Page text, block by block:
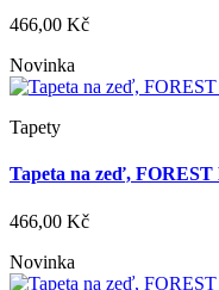
466,00 Kč
Novinka
Tapety
Tapeta na zeď, FOREST
466,00 Kč
Novinka